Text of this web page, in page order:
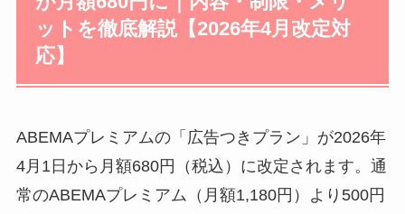
ットを徹底解説【2026年4月改定対
応】
ABEMAプレミアムの「広告つきプラン」が2026年
4月1日から月額680円（税込）に改定されます。通
常のABEMAプレミアム（月額1,180円）より500円